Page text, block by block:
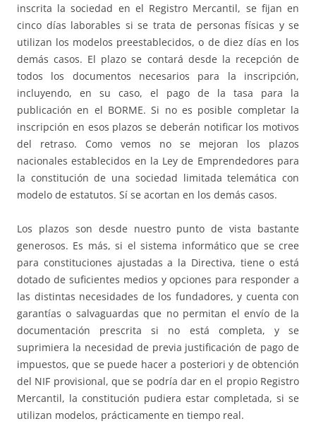
inscrita la sociedad en el Registro Mercantil, se fijan en
cinco días laborables si se trata de personas físicas y se
utilizan los modelos preestablecidos, o de diez días en los
demás casos. El plazo se contará desde la recepción de
todos los documentos necesarios para la inscripción,
incluyendo, en su caso, el pago de la tasa para la
publicación en el BORME. Si no es posible completar la
inscripción en esos plazos se deberán notificar los motivos
del retraso. Como vemos no se mejoran los plazos
nacionales establecidos en la Ley de Emprendedores para
la constitución de una sociedad limitada telemática con
modelo de estatutos. Sí se acortan en los demás casos.
Los plazos son desde nuestro punto de vista bastante
generosos. Es más, si el sistema informático que se cree
para constituciones ajustadas a la Directiva, tiene o está
dotado de suficientes medios y opciones para responder a
las distintas necesidades de los fundadores, y cuenta con
garantías o salvaguardas que no permitan el envío de la
documentación prescrita si no está completa, y se
suprimiera la necesidad de previa justificación de pago de
impuestos, que se puede hacer a posteriori y de obtención
del NIF provisional, que se podría dar en el propio Registro
Mercantil, la constitución pudiera estar completada, si se
utilizan modelos, prácticamente en tiempo real.